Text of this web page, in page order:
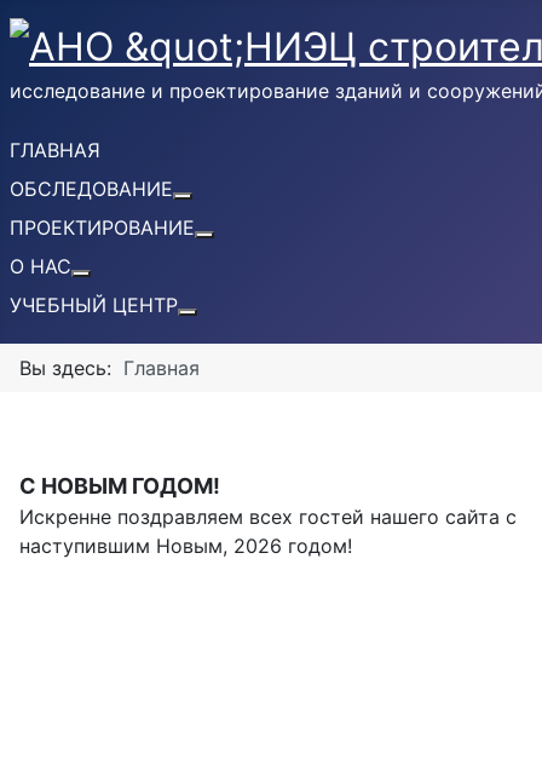
исследование и проектирование зданий и
ГЛАВНАЯ
ОБСЛЕДОВАНИЕ
ПРОЕКТИРОВАНИЕ
О НАС
УЧЕБНЫЙ ЦЕНТР
Вы здесь: Главная
С НОВЫМ ГОДОМ!
Искренне поздравляем всех гостей нашего сайта с
наступившим Новым, 2026 годом!